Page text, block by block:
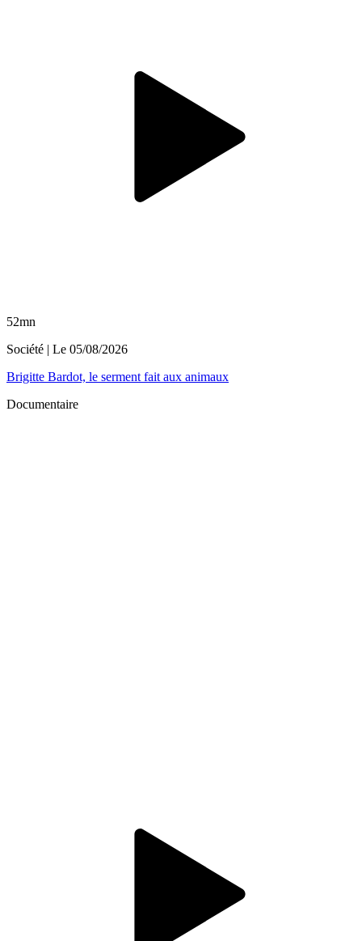
52mn
Société | Le 05/08/2026
Brigitte Bardot, le serment fait aux animaux
Documentaire